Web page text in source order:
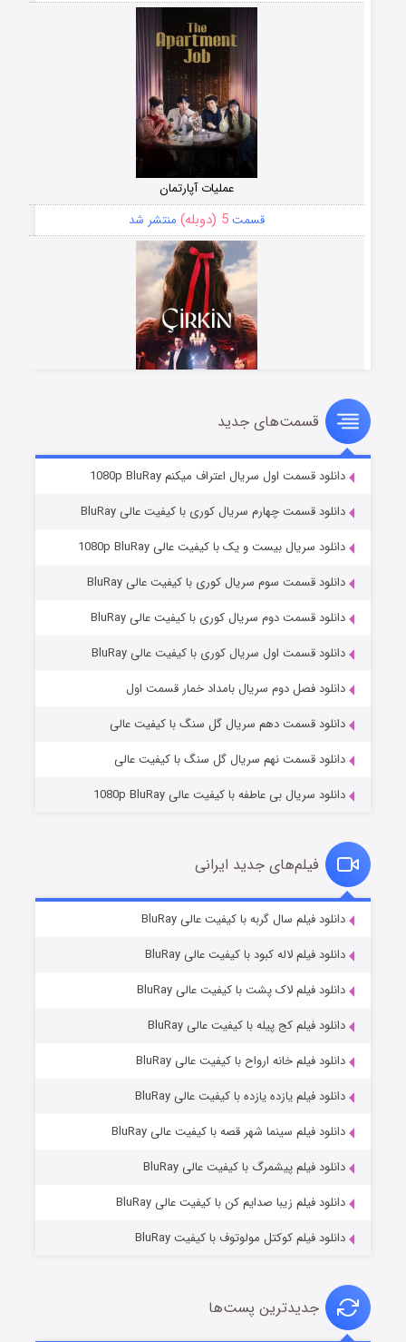
عملیات آپارتمان
قسمت5 (دوبله) منتشر شد
سریال زشت
قسمت2 (زیرنویس) منتشر شد
مردگان متحرک: شهر مرده ۳
قسمت2 (زیرنویس) منتشر شد
قسمت7 (زیرنویس) منتشر شد
قسمت‌های جدید
دانلود قسمت اول سریال اعتراف میکنم 1080p BluRay
دانلود قسمت چهارم سریال کوری با کیفیت عالی BluRay
دانلود سریال بیست و یک با کیفیت عالی 1080p BluRay
دانلود قسمت سوم سریال کوری با کیفیت عالی BluRay
دانلود قسمت دوم سریال کوری با کیفیت عالی BluRay
دانلود قسمت اول سریال کوری با کیفیت عالی BluRay
دانلود فصل دوم سریال بامداد خمار قسمت اول
دانلود قسمت دهم سریال گل سنگ با کیفیت عالی
دانلود قسمت نهم سریال گل سنگ با کیفیت عالی
دانلود سریال بی عاطفه با کیفیت عالی 1080p BluRay
فیلم‌های جدید ایرانی
دانلود فیلم سال گربه با کیفیت عالی BluRay
دانلود فیلم لاله کبود با کیفیت عالی BluRay
دانلود فیلم لاک پشت با کیفیت عالی BluRay
دانلود فیلم کج‌ پیله با کیفیت عالی BluRay
دانلود فیلم خانه ارواح با کیفیت عالی BluRay
دانلود فیلم یازده یازده با کیفیت عالی BluRay
دانلود فیلم سینما شهر قصه با کیفیت عالی BluRay
دانلود فیلم پیشمرگ با کیفیت عالی BluRay
دانلود فیلم زیبا صدایم کن با کیفیت عالی BluRay
دانلود فیلم کوکتل مولوتوف با کیفیت BluRay
جدیدترین پست‌ها